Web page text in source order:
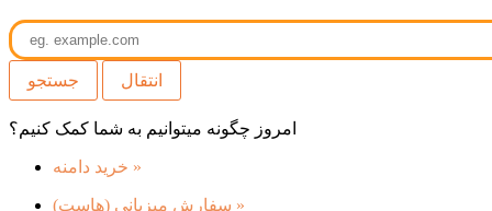
امروز چگونه میتوانیم به شما کمک کنیم؟
»
»